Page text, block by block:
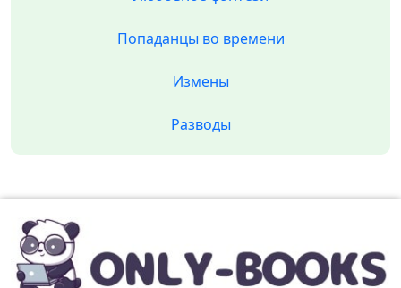
Попаданцы во времени
Измены
Разводы